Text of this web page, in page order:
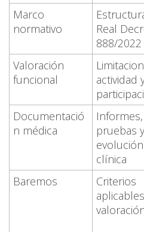
Marco
normativo
Real
888/2022
Valoración
funcional
actividad
Documentació
n médica
Informes,
pruebas y
evolución
clínica
Baremos
Criterios